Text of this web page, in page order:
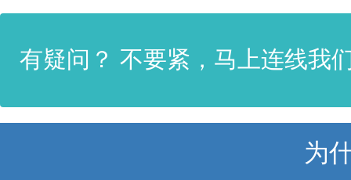
有疑问？ 不要紧，马上连线我
为